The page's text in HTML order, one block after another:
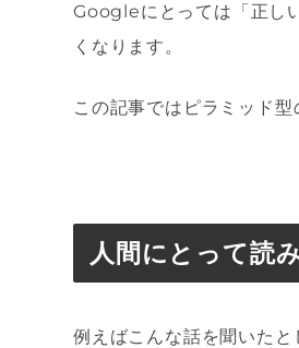
Googleにとっては「正し
くなります。
この記事ではピラミッド
人間にとって読
例えばこんな話を聞いたと